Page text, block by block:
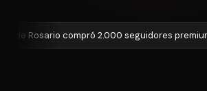
compró 2.000 seguidores premium